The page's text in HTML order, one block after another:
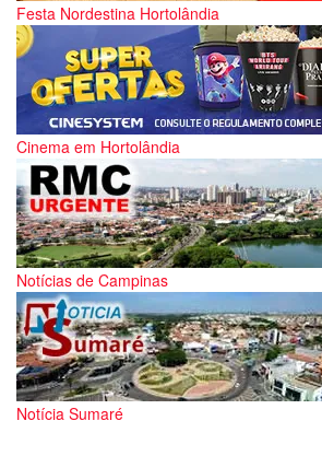
Festa Nordestina Hortolândia
Cinema em Hortolândia
Notícias de Campinas
Notícia Sumaré